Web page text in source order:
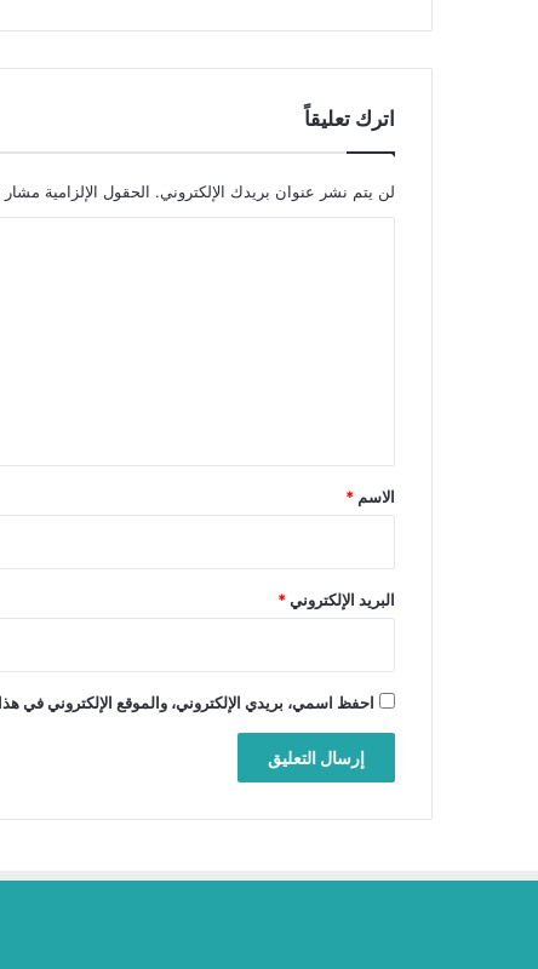
اترك تعليقاً
لن يتم نشر عنوان بريدك الإلكتروني. الحقول الإلزامية مشار
*
الاسم *
البريد الإلكتروني*
احفظ اسمي، بريدي الإلكتروني، والموقع الإلكتروني في